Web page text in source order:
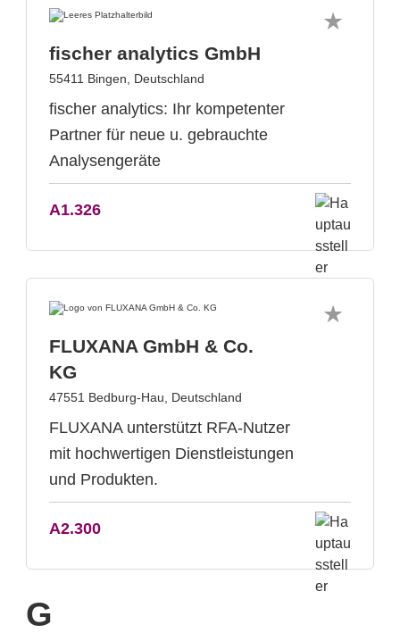
fischer analytics GmbH
55411 Bingen, Deutschland
fischer analytics: Ihr kompetenter
Partner für neue u. gebrauchte
Analysengeräte
A1.326
FLUXANA GmbH & Co.
KG
47551 Bedburg-Hau, Deutschland
FLUXANA unterstützt RFA-Nutzer
mit hochwertigen Dienstleistungen
und Produkten.
A2.300
G